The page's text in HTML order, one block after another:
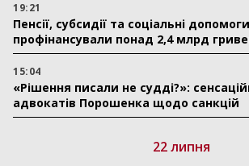
19:21
Пенсії, субсидії та соціальні
профінансували понад 2,4 млрд
15:04
«Рішення писали не судді?»:
адвокатів Порошенка щодо санкцій
22 липня